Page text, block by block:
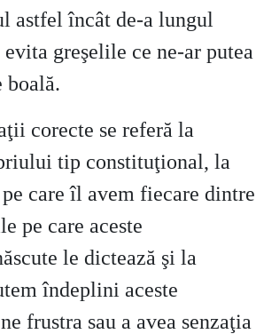
astfel încât de-a lungul
greşelile ce ne-ar putea
boală.
corecte se referă la
tip constituţional, la
care îl avem fiecare dintre
pe care aceste
le dictează şi la
îndeplini aceste
frustra sau a avea senzaţia